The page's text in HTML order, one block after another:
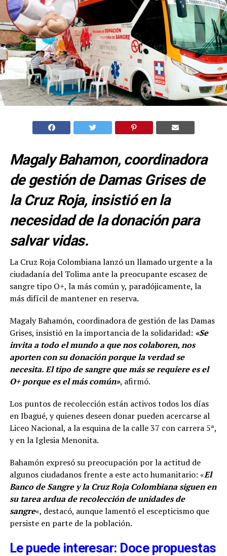
Magaly Bahamon, coordinadora
de gestión de Damas Grises de
la Cruz Roja, insistió en la
necesidad de la donación para
salvar vidas.
La Cruz Roja Colombiana lanzó un llamado urgente a la
ciudadanía del Tolima ante la preocupante escasez de
sangre tipo O+, la más común y, paradójicamente, la
más difícil de mantener en reserva.
Magaly Bahamón, coordinadora de gestión de las Damas
Grises, insistió en la importancia de la solidaridad: «Se
invita a todo el mundo a que nos colaboren, nos
aporten con su donación porque la verdad se
necesita. El tipo de sangre que más se requiere es el
O+ porque es el más común», afirmó.
Los puntos de recolección están activos todos los días
en Ibagué, y quienes deseen donar pueden acercarse al
Liceo Nacional, a la esquina de la calle 37 con carrera 5ª,
y en la Iglesia Menonita.
Bahamón expresó su preocupación por la actitud de
algunos ciudadanos frente a este acto humanitario: «El
Banco de Sangre y la Cruz Roja Colombiana siguen en
su tarea ardua de recolección de unidades de
sangre«, destacó, aunque lamentó el escepticismo que
persiste en parte de la población.
Le puede interesar: Doce propuestas